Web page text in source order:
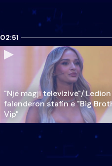
02:51
"Një magji televizive"/
falenderon stafin e "Big
Vip"